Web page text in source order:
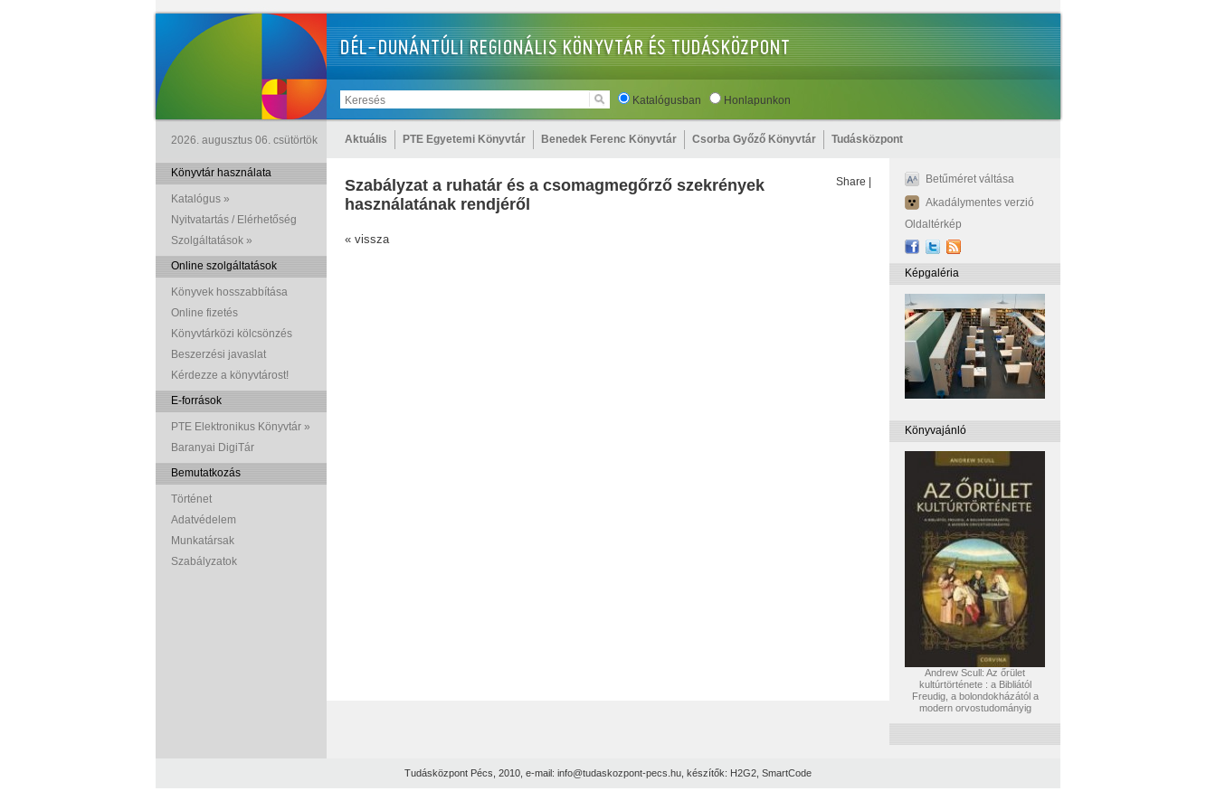
Katalógusban Honlapunkon
2026. augusztus 06. csütörtök Aktuális PTE Egyetemi Könyvtár Benedek Ferenc Könyvtár Csorba Győző Könyvtár Tudásközpont
Könyvtár használata
Katalógus »
Nyitvatartás / Elérhetőség
Szolgáltatások »
Online szolgáltatások
Könyvek hosszabbítása
Online fizetés
Könyvtárközi kölcsönzés
Beszerzési javaslat
Kérdezze a könyvtárost!
E-források
PTE Elektronikus Könyvtár »
Baranyai DigiTár
Bemutatkozás
Történet
Adatvédelem
Munkatársak
Szabályzatok
Share
Szabályzat a ruhatár és a csomagmegőrző szekrények
használatának rendjéről
« vissza
Betűméret váltása
Akadálymentes verzió
Oldaltérkép
Képgaléria
Könyvajánló
Andrew Scull: Az őrület
kultúrtörténete : a Bibliától
Freudig, a bolondokházától a
modern orvostudományig
Tudásközpont Pécs, 2010, e-mail: info@tudaskozpont-pecs.hu , készítők: H2G2 SmartCode